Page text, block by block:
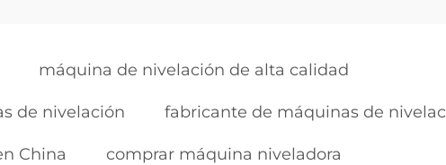
máquina de nivelación de alta calidad
de nivelación fabricante de máquinas de
China comprar máquina niveladora